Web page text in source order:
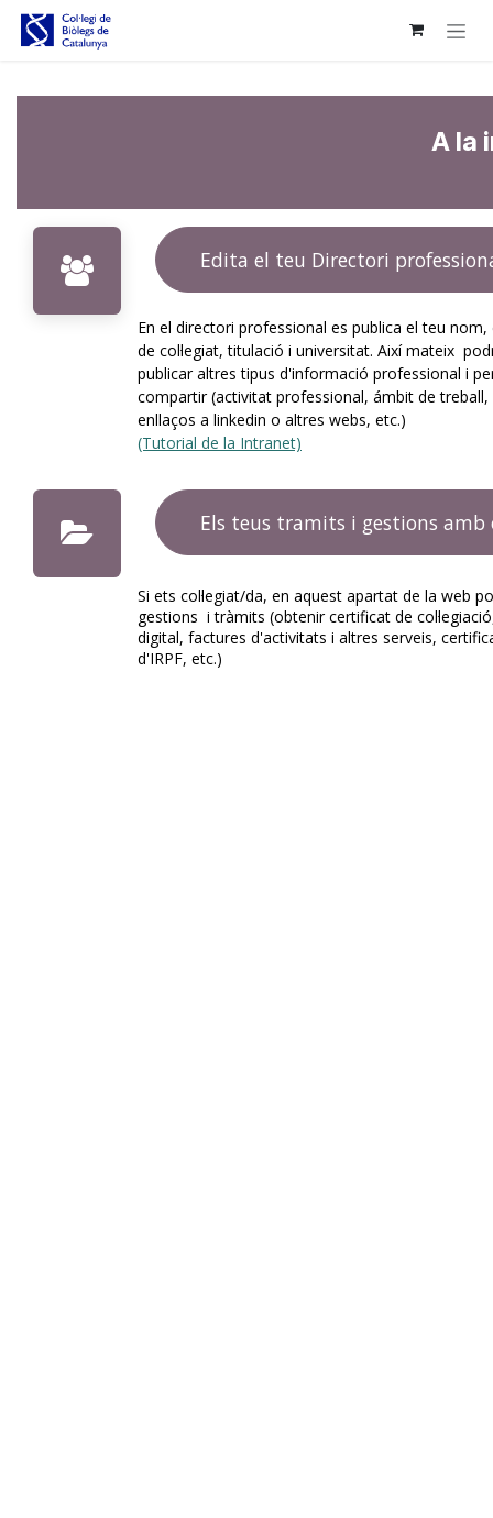
Skip to Content
A la
Edita el teu Directori
En el directori professional es publica el teu
de col·legiat, titulació i universitat. Així mateix
publicar altres tipus d'informació professional i
compartir (activitat professional, ámbit de
enllaços a linkedin o altres webs, etc.)
(Tutorial de la Intranet)
Els teus tramits i gestions amb
Si ets col·legiat/da, en aquest apartat de la web
gestions i tràmits (obtenir certificat de
digital, factures d'activitats i altres serveis,
d'IRPF, etc.)